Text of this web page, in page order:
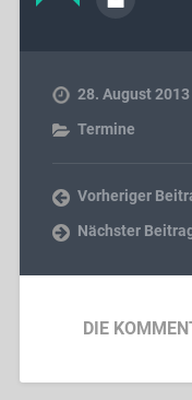
28. August 2013
Termine
Vorheriger
Nächster
DIE